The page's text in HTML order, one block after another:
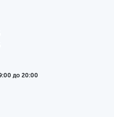
до 20:00